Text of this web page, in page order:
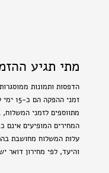
מתי תגיע
הדפסות ותמונות
זמני
מתווספים לזמני
המחירים המופיעים אינם
עלות המשלוח מחושבת
והיעד, לפי מחירון דואר